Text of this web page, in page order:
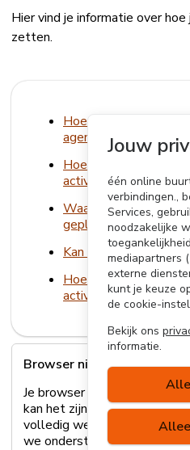
Jouw
één online
verbindingen.,
Services,
noodzakelijke
mediapartners
externe
kunt je keuze
de cookie-
Bekijk ons
informatie.
Hier vind je informatie over
zetten.
Hoe krijg ik mijn
agenda?
Hoe haal ik een
activiteitenreeks?
Waarom staat mijn
geplande
Kan ik mijn activiteit
Hoe laat ik
activiteit?
Browser niet ondersteund
Je browser wordt helaas niet
kan het zijn dat sommige
volledig werken. Lees
hier
we ondersteunen of update